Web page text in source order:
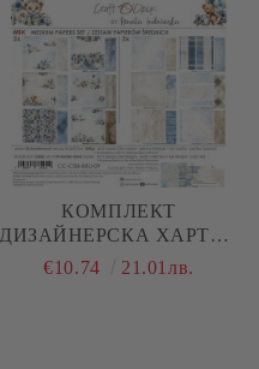
КОМПЛЕКТ
ДИЗАЙНЕРСКА ХАРТИЯ
- BABY BOY UNIVERSE
€10.74 21.01лв.